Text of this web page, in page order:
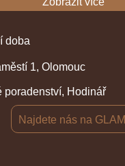
doba
1, Olomouc
poradenství, Hodinář
Najdete nás na GLAMI